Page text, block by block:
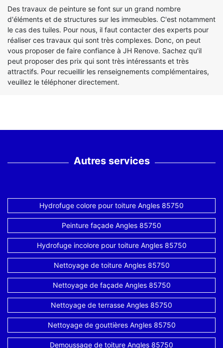
Des travaux de peinture se font sur un grand nombre
d'éléments et de structures sur les immeubles. C'est notamment
le cas des tuiles. Pour nous, il faut contacter des experts pour
réaliser ces travaux qui sont très complexes. Donc, on peut
vous proposer de faire confiance à JH Renove. Sachez qu'il
peut proposer des prix qui sont très intéressants et très
attractifs. Pour recueillir les renseignements complémentaires,
veuillez le téléphoner directement.
Autres services
Hydrofuge colore pour toiture Angles 85750
Peinture façade Angles 85750
Hydrofuge incolore pour toiture Angles 85750
Nettoyage de toiture Angles 85750
Nettoyage de façade Angles 85750
Nettoyage de terrasse Angles 85750
Nettoyage de gouttières Angles 85750
Demoussage de toiture Angles 85750